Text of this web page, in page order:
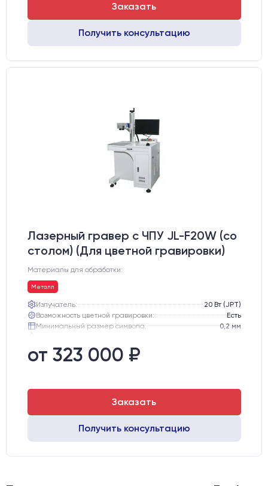
Заказать
Получить консультацию
Лазерный гравер с ЧПУ JL-F20W (со
столом) (Для цветной гравировки)
Материалы для обработки:
Металл
Излучатель:
20 Вт (JPT)
Возможность цветной гравировки:
Есть
Минимальный размер символа:
0,2 мм
Вес брутто:
Транспортный габарит станка, мм:
от 323 000 ₽
Заказать
Получить консультацию